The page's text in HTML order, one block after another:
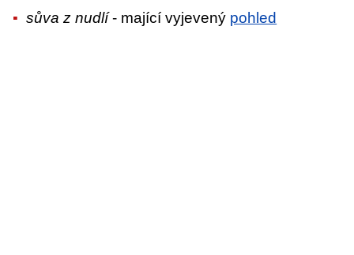
sůva z nudlí- mající vyjevený pohled